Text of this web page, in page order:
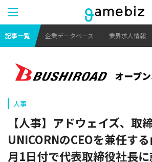
記事一覧 企業データベース 業界求人情報
人事
【人事】アドウェイズ、取
UNICORNのCEOを兼任す
月1日付で代表取締役社長